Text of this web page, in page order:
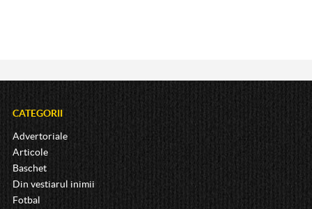
CATEGORII
Advertoriale
Articole
Baschet
Din vestiarul inimii
Fotbal